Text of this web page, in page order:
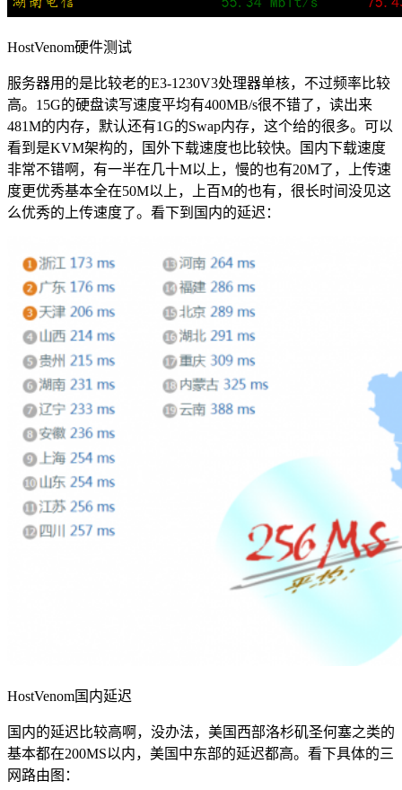
HostVenom硬件测试
服务器用的是比较老的E3-1230V3处理器单核，不过频率比较
高。15G的硬盘读写速度平均有400MB/s很不错了，读出来
481M的内存，默认还有1G的Swap内存，这个给的很多。可以
看到是KVM架构的，国外下载速度也比较快。国内下载速度
非常不错啊，有一半在几十M以上，慢的也有20M了，上传速
度更优秀基本全在50M以上，上百M的也有，很长时间没见这
么优秀的上传速度了。看下到国内的延迟：
HostVenom国内延迟
国内的延迟比较高啊，没办法，美国西部洛杉矶圣何塞之类的
基本都在200MS以内，美国中东部的延迟都高。看下具体的三
网路由图：